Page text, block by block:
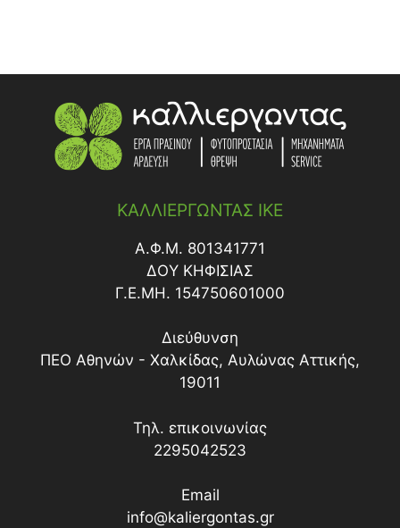
ΚΑΛΛΙΕΡΓΩΝΤΑΣ ΙΚΕ
Α.Φ.Μ. 801341771
ΔΟY ΚΗΦΙΣΙΑΣ
Γ.Ε.ΜΗ. 154750601000
Διεύθυνση
ΠΕΟ Αθηνών - Χαλκίδας, Αυλώνας Αττικής,
19011
Τηλ. επικοινωνίας
2295042523
Email
info@kaliergontas.gr